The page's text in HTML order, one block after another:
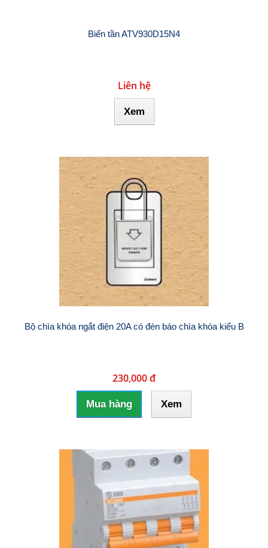
Biến tần ATV930D15N4
Liên hệ
Xem
Bộ chìa khóa ngắt điện 20A có đèn báo chìa khóa kiểu B
230,000 đ
Mua hàng Xem